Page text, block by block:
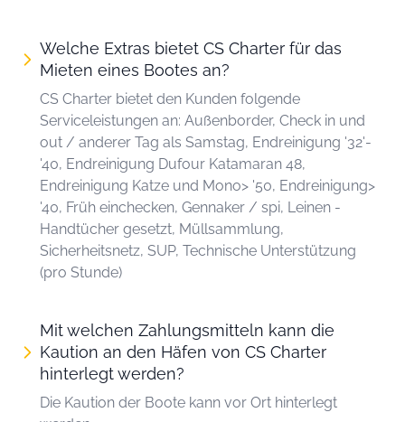
Welche Extras bietet CS Charter für das
Mieten eines Bootes an?
CS Charter bietet den Kunden folgende
Serviceleistungen an: Außenborder, Check in und
out / anderer Tag als Samstag, Endreinigung '32'-
'40, Endreinigung Dufour Katamaran 48,
Endreinigung Katze und Mono> '50, Endreinigung>
'40, Früh einchecken, Gennaker / spi, Leinen -
Handtücher gesetzt, Müllsammlung,
Sicherheitsnetz, SUP, Technische Unterstützung
(pro Stunde)
Mit welchen Zahlungsmitteln kann die
Kaution an den Häfen von CS Charter
hinterlegt werden?
Die Kaution der Boote kann vor Ort hinterlegt